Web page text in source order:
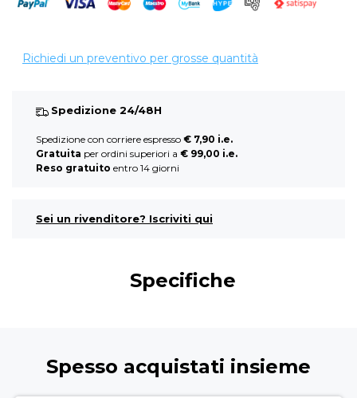
Richiedi un preventivo per grosse quantità
Spedizione 24/48H
Spedizione con corriere espresso € 7,90 i.e.
Gratuita per ordini superiori a € 99,00 i.e.
Reso gratuito entro 14 giorni
Sei un rivenditore? Iscriviti qui
Specifiche
Spesso acquistati insieme